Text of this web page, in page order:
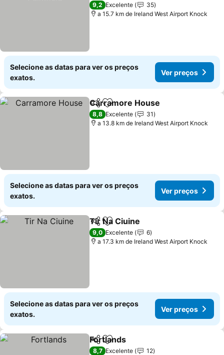
9,2 Excelente
35
a 15.7 km de Ireland West Airport Knock
Selecione as datas para ver os preços
exatos.
Ver preços
PartilharAdicionar aos favoritos
Carramore House
8,8 Excelente
31
a 13.8 km de Ireland West Airport Knock
Selecione as datas para ver os preços
exatos.
Ver preços
PartilharAdicionar aos favoritos
Tir Na Ciuine
9,0 Excelente
6
a 17.3 km de Ireland West Airport Knock
Selecione as datas para ver os preços
exatos.
Ver preços
PartilharAdicionar aos favoritos
Fortlands
8,7 Excelente
12